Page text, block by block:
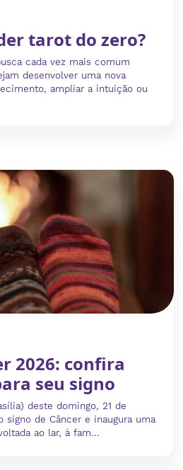
tarot do zero?
cada vez mais comum
desenvolver uma nova
ampliar a intuição ou
2026: confira
seu signo
deste domingo, 21 de
signo de Câncer e inaugura uma
ao lar, à fam...